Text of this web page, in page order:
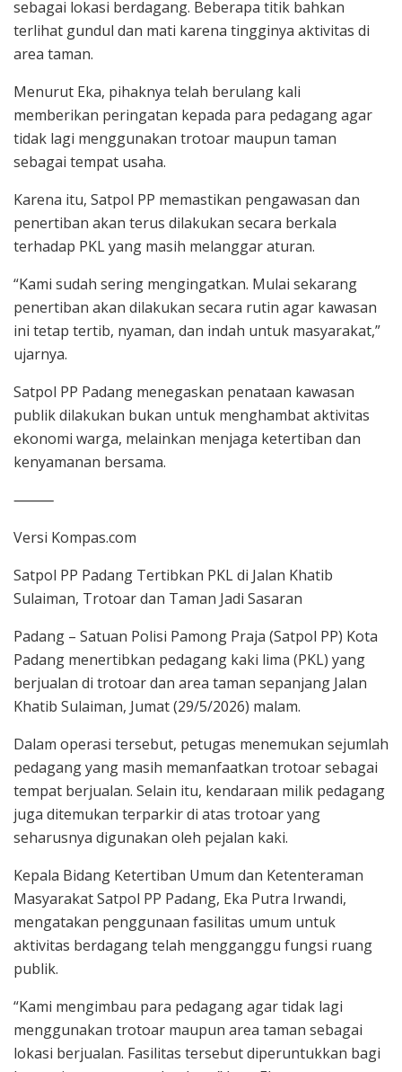
sebagai lokasi berdagang. Beberapa titik bahkan
terlihat gundul dan mati karena tingginya aktivitas di
area taman.
Menurut Eka, pihaknya telah berulang kali
memberikan peringatan kepada para pedagang agar
tidak lagi menggunakan trotoar maupun taman
sebagai tempat usaha.
Karena itu, Satpol PP memastikan pengawasan dan
penertiban akan terus dilakukan secara berkala
terhadap PKL yang masih melanggar aturan.
“Kami sudah sering mengingatkan. Mulai sekarang
penertiban akan dilakukan secara rutin agar kawasan
ini tetap tertib, nyaman, dan indah untuk masyarakat,”
ujarnya.
Satpol PP Padang menegaskan penataan kawasan
publik dilakukan bukan untuk menghambat aktivitas
ekonomi warga, melainkan menjaga ketertiban dan
kenyamanan bersama.
⸻
Versi Kompas.com
Satpol PP Padang Tertibkan PKL di Jalan Khatib
Sulaiman, Trotoar dan Taman Jadi Sasaran
Padang – Satuan Polisi Pamong Praja (Satpol PP) Kota
Padang menertibkan pedagang kaki lima (PKL) yang
berjualan di trotoar dan area taman sepanjang Jalan
Khatib Sulaiman, Jumat (29/5/2026) malam.
Dalam operasi tersebut, petugas menemukan sejumlah
pedagang yang masih memanfaatkan trotoar sebagai
tempat berjualan. Selain itu, kendaraan milik pedagang
juga ditemukan terparkir di atas trotoar yang
seharusnya digunakan oleh pejalan kaki.
Kepala Bidang Ketertiban Umum dan Ketenteraman
Masyarakat Satpol PP Padang, Eka Putra Irwandi,
mengatakan penggunaan fasilitas umum untuk
aktivitas berdagang telah mengganggu fungsi ruang
publik.
“Kami mengimbau para pedagang agar tidak lagi
menggunakan trotoar maupun area taman sebagai
lokasi berjualan. Fasilitas tersebut diperuntukkan bagi